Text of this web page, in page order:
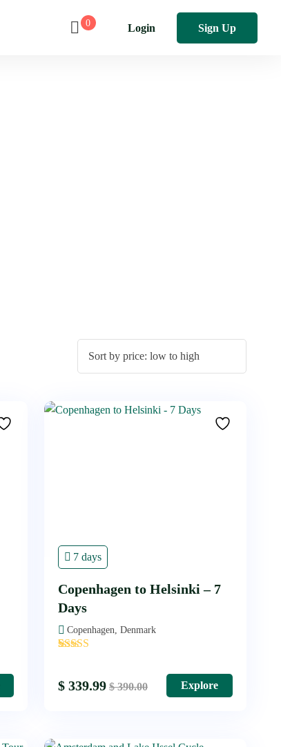
0 Login Sign Up
7 days
Copenhagen to Helsinki – 7
Days
Copenhagen, Denmark
'
$ 339.99 $390.00 Explore